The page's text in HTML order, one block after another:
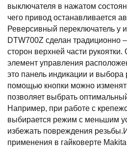
выключателя в нажатом
чего привод останавливается
Реверсивный переключатель у
DTW700Z сделан традиционно
сторон верхней части
элемент управления
это панель индикации и
помощью кнопки можно
позволяет выбрать
Например, при работе с
выбирается режим с меньшим
избежать повреждения
применения в гайковерте